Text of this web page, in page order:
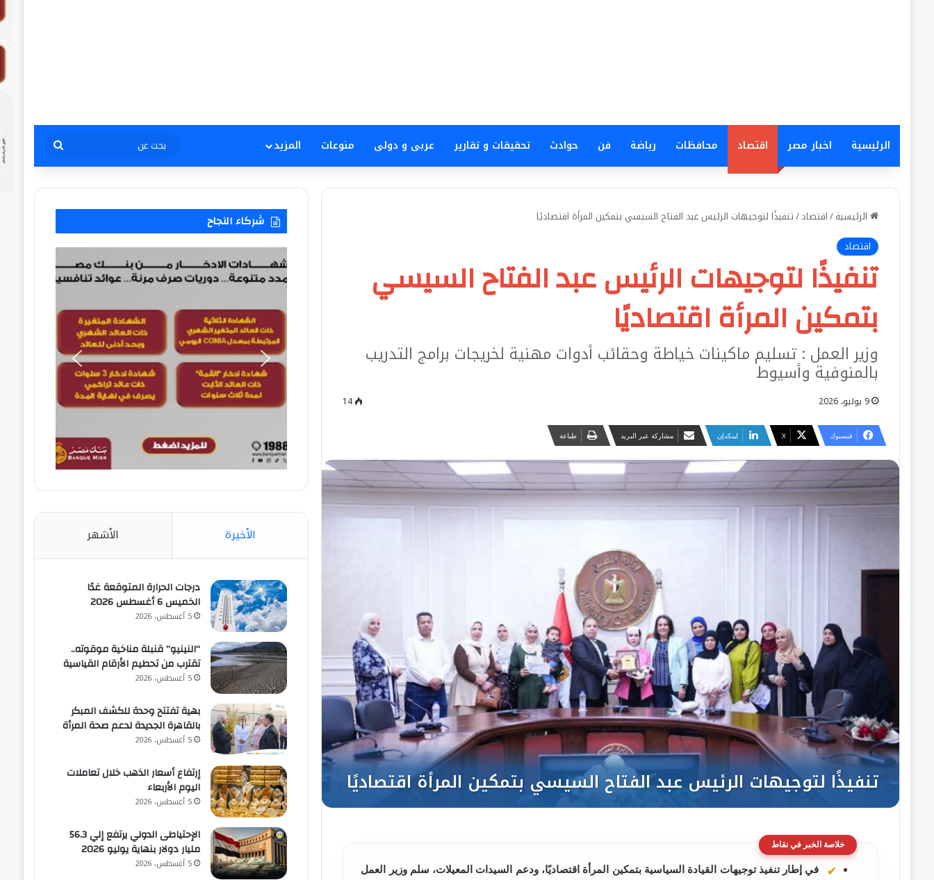
الرئيسية اخبار مصر اقتصاد محافظات رياضة فن حوادث تحقيقات و تقارير عربى و دولى منوعات المزيد
بحث
عن
الرئيسية/اقتصاد/تنفيذًا لتوجيهات الرئيس عبد الفتاح السيسي بتمكين المرأة اقتصاديًا
اقتصاد
تنفيذًا لتوجيهات الرئيس عبد الفتاح السيسي
بتمكين المرأة اقتصاديًا
وزير العمل : تسليم ماكينات خياطة وحقائب أدوات مهنية لخريجات برامج التدريب
بالمنوفية وأسيوط
9 يوليو، 2026 14
فيسبوك ‫X لينكدإن مشاركة عبر البريد طباعة
خلاصة الخبر في نقاط
في إطار تنفيذ توجيهات القيادة السياسية بتمكين المرأة اقتصاديًا، ودعم السيدات المعيلات، سلم وزير العمل
شركاء النجاح
الأخيرة الأشهر
درجات الحرارة المتوقعة غدًا
الخميس 6 أغسطس 2026
5 أغسطس، 2026
“النينيو” قنبلة مناخية موقوته..
تقترب من تحطيم الأرقام القياسية
5 أغسطس، 2026
بهية تفتتح وحدة للكشف المبكر
بالقاهرة الجديدة لدعم صحة المرأة
5 أغسطس، 2026
إرتفاع أسعار الذهب خلال تعاملات
اليوم الأربعاء
5 أغسطس، 2026
الإحتياطى الدولي يرتفع إلي 56.3
مليار دولار بنهاية يوليو 2026
5 أغسطس، 2026